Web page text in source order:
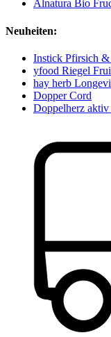
Alnatura Bio
Neuheiten:
Instick Pfirsich &
yfood Riegel
hay herb
Dopper Cord
Doppelherz